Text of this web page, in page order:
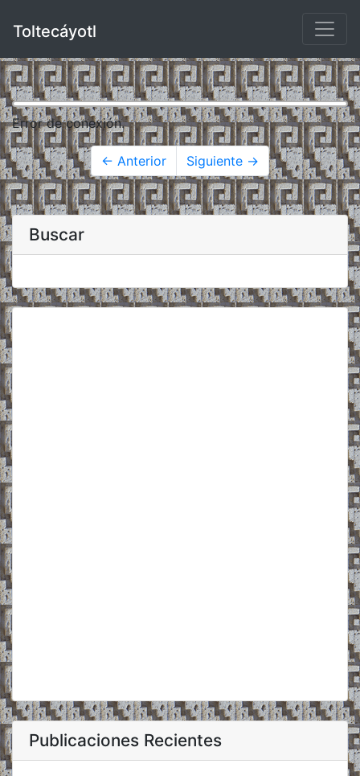
Toltecáyotl
Error de conexión.
← Anterior Siguiente →
Buscar
Publicaciones Recientes